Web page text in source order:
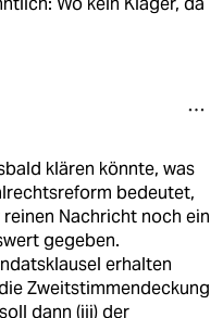
klären könnte, was
bedeutet,
Nachricht noch ein
gegeben.
erhalten
Zweitstimmendeckung
dann (iii) der